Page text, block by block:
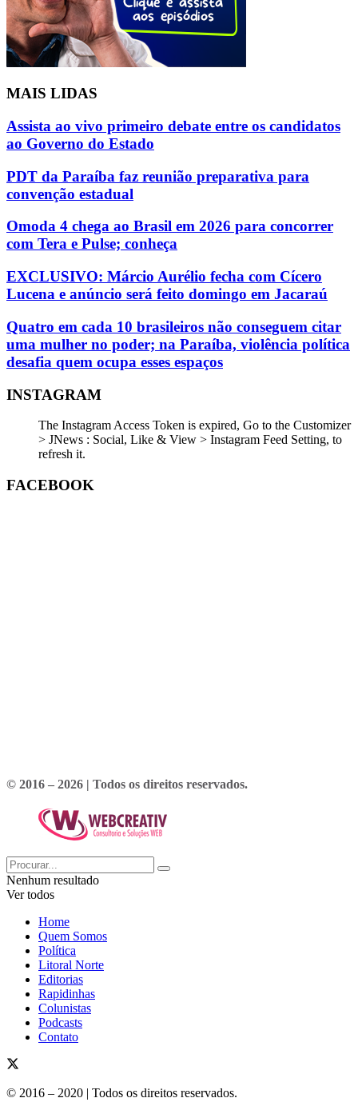
MAIS LIDAS
Assista ao vivo primeiro debate entre os candidatos
ao Governo do Estado
PDT da Paraíba faz reunião preparativa para
convenção estadual
Omoda 4 chega ao Brasil em 2026 para concorrer
com Tera e Pulse; conheça
EXCLUSIVO: Márcio Aurélio fecha com Cícero
Lucena e anúncio será feito domingo em Jacaraú
Quatro em cada 10 brasileiros não conseguem citar
uma mulher no poder; na Paraíba, violência política
desafia quem ocupa esses espaços
INSTAGRAM
The Instagram Access Token is expired, Go to the Customizer
> JNews : Social, Like & View > Instagram Feed Setting, to
refresh it.
FACEBOOK
© 2016 – 2026 | Todos os direitos reservados.
Nenhum resultado
Ver todos
Home
Quem Somos
Política
Litoral Norte
Editorias
Rapidinhas
Colunistas
Podcasts
Contato
© 2016 – 2020 | Todos os direitos reservados.